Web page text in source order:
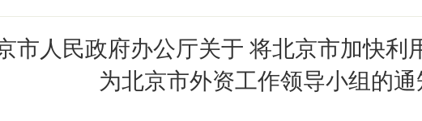
市人民政府办公厅关于 将北京市加快利
为北京市外资工作领导小组的通